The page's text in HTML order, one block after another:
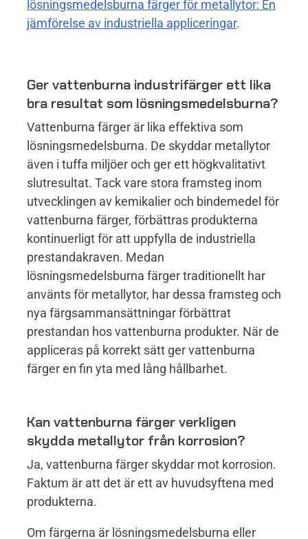
lösningsmedelsburna färger för metallytor: En
jämförelse av industriella appliceringar.
Ger vattenburna industrifärger ett lika
bra resultat som lösningsmedelsburna?
Vattenburna färger är lika effektiva som
lösningsmedelsburna. De skyddar metallytor
även i tuffa miljöer och ger ett högkvalitativt
slutresultat. Tack vare stora framsteg inom
utvecklingen av kemikalier och bindemedel för
vattenburna färger, förbättras produkterna
kontinuerligt för att uppfylla de industriella
prestandakraven. Medan
lösningsmedelsburna färger traditionellt har
använts för metallytor, har dessa framsteg och
nya färgsammansättningar förbättrat
prestandan hos vattenburna produkter. När de
appliceras på korrekt sätt ger vattenburna
färger en fin yta med lång hållbarhet.
Kan vattenburna färger verkligen
skydda metallytor från korrosion?
Ja, vattenburna färger skyddar mot korrosion.
Faktum är att det är ett av huvudsyftena med
produkterna.
Om färgerna är lösningsmedelsburna eller